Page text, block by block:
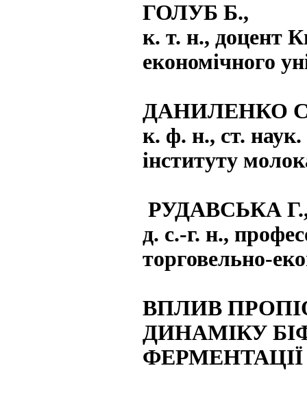
ГОЛУБ Б.,
к. т. н., доцент
економічного
ДАНИЛЕНКО
к. ф. н., ст. наук.
інституту
РУДАВСЬКА
д. с.-г. н.,
торговельно-
ВПЛИВ
ДИНАМІКУ